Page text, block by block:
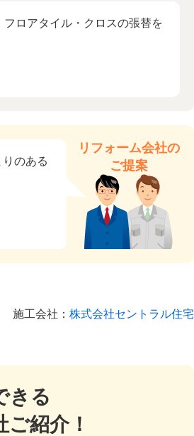
ロアタイル・クロスの張替を
リフォーム会社の
ご提案
のある
施工会社： 株式会社セントラル住宅
きる
紹介！